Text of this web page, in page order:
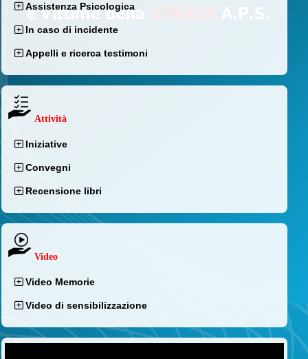
Assistenza Psicologica
In caso di incidente
Appelli e ricerca testimoni
Attività
Iniziative
Convegni
Recensione libri
Video
Video Memorie
Video di sensibilizzazione